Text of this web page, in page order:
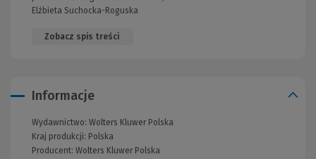
Elżbieta Suchocka-Roguska
Zobacz spis treści
Informacje
Wydawnictwo: Wolters Kluwer Polska
Kraj produkcji: Polska
Producent: Wolters Kluwer Polska